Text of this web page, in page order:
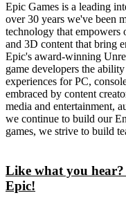
Epic Games is a leading
over 30 years we've been
technology that empowers
and 3D content that bring
Epic's award-winning
game developers the
experiences for PC,
embraced by content
media and entertainment,
we continue to build our
games, we strive to build
Like what you
Epic!